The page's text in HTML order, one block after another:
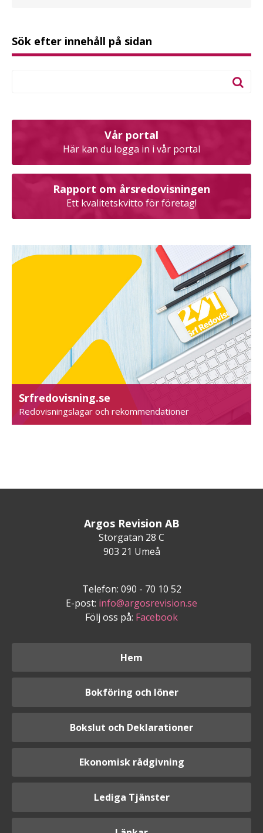
Sök efter innehåll på sidan
Vår portal
Här kan du logga in i vår portal
Rapport om årsredovisningen
Ett kvalitetskvitto för företag!
Srfredovisning.se
Redovisningslagar och rekommendationer
Argos Revision AB
Storgatan 28 C
903 21 Umeå
Telefon: 090 - 70 10 52
E-post: info@argosrevision.se
Följ oss på: Facebook
Hem
Bokföring och löner
Bokslut och Deklarationer
Ekonomisk rådgivning
Lediga Tjänster